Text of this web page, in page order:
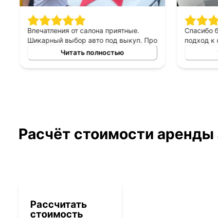
Впечатления от салона приятные.
Шикарный выбор авто под выкуп. Про
персонал могу сказать только
хорошее, приятны в общении,
терпеливые, помогают сделать
Читать полностью
Спасибо
подход к
выборе
выкуп,
который
Расчёт стоимости аренды
Рассчитать
стоимость